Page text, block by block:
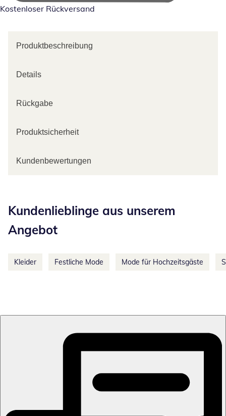
Kostenloser Rückversand
Produktbeschreibung
Details
Rückgabe
Produktsicherheit
Kundenbewertungen
Kundenlieblinge aus unserem
Angebot
Kleider Festliche Mode Mode für Hochzeitsgäste